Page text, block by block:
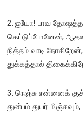
2. ஐயோ! பாவ
கெட்டுப்போனேன்,
நித்தம் வாடி நோகிறேன்,
துக்கத்தால்
3. நெஞ்சு என்னைக்
துன்பம் துயர் மிஞ்சவும்,